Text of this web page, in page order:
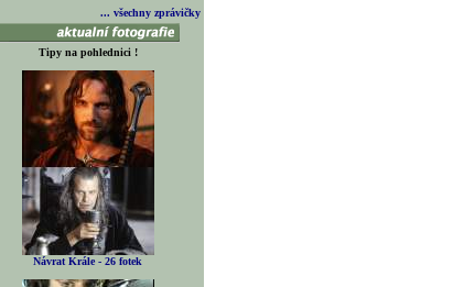
... všechny zprávičky
Tipy na pohlednici !
Návrat Krále - 26 fotek